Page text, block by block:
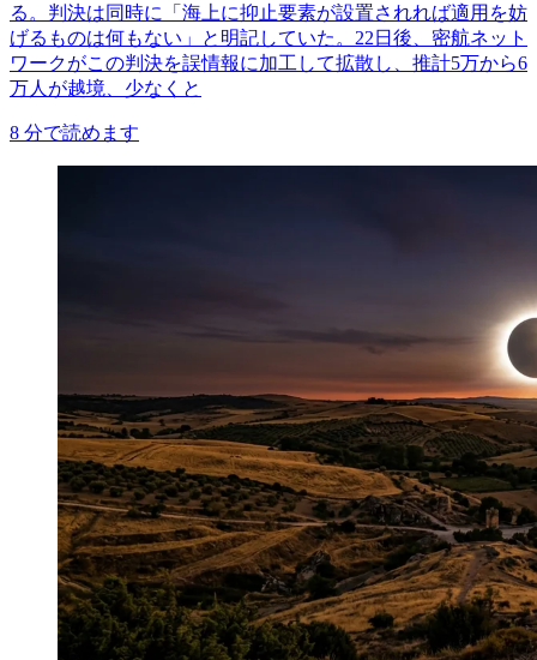
る。判決は同時に「海上に抑止要素が設置されれば適用を妨
げるものは何もない」と明記していた。22日後、密航ネット
ワークがこの判決を誤情報に加工して拡散し、推計5万から6
万人が越境、少なくと
8 分で読めます